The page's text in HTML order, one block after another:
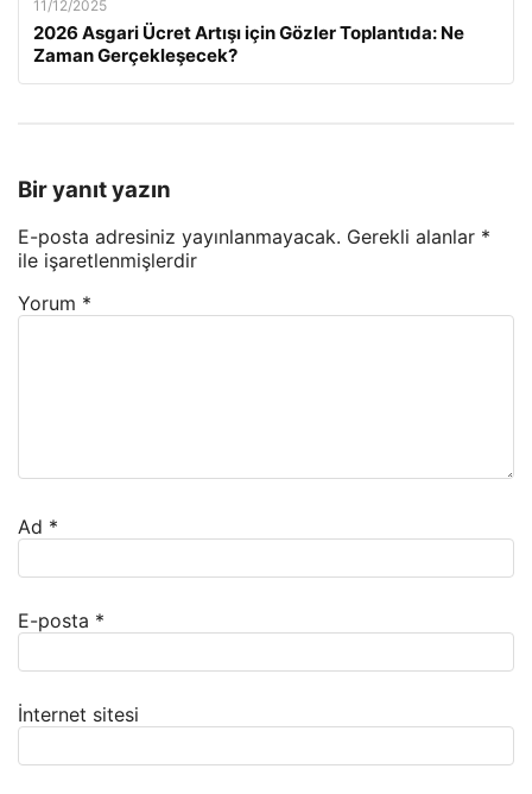
11/12/2025
2026 Asgari Ücret Artışı için Gözler Toplantıda: Ne
Zaman Gerçekleşecek?
Bir yanıt yazın
E-posta adresiniz yayınlanmayacak. Gerekli alanlar *
ile işaretlenmişlerdir
Yorum *
Ad *
E-posta *
İnternet sitesi